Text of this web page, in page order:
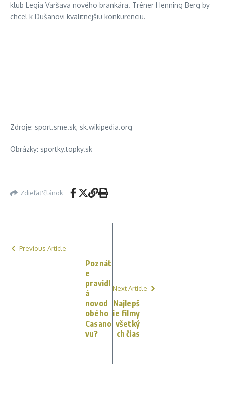
klub Legia Varšava nového brankára. Tréner Henning Berg by
chcel k Dušanovi kvalitnejšiu konkurenciu.
Zdroje: sport.sme.sk, sk.wikipedia.org
Obrázky: sportky.topky.sk
Zdieľať článok
Previous Article
Poznát
e
pravidl
á
novod
obého
Casano
vu?
Next Article
Najlepš
ie filmy
všetký
ch čias